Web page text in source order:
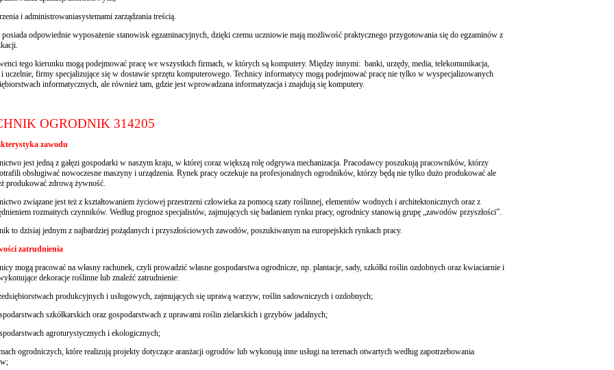
i administrowaniasystemami zarządzania treścią.
posiada odpowiednie wyposażenie stanowisk egzaminacyjnych, dzięki czemu uczniowie mają możliwość praktycznego przygotowania się do egzaminów z
tego kierunku mogą podejmować pracę we wszystkich firmach, w których są komputery. Między innymi: banki, urzędy, media, telekomunikacja,
i uczelnie, firmy specjalizujące się w dostawie sprzętu komputerowego. Technicy informatycy mogą podejmować pracę nie tylko w wyspecjalizowanych
informatycznych, ale również tam, gdzie jest wprowadzana informatyzacja i znajdują się komputery.
OGRODNIK 314205
zawodu
jest jedną z gałęzi gospodarki w naszym kraju, w której coraz większą rolę odgrywa mechanizacja. Pracodawcy poszukują pracowników, którzy
obsługiwać nowoczesne maszyny i urządzenia. Rynek pracy oczekuje na profesjonalnych ogrodników, którzy będą nie tylko dużo produkować ale
produkować zdrową żywność.
związane jest też z kształtowaniem życiowej przestrzeni człowieka za pomocą szaty roślinnej, elementów wodnych i architektonicznych oraz z
rozmaitych czynników. Według prognoz specjalistów, zajmujących się badaniem rynku pracy, ogrodnicy stanowią grupę „zawodów przyszłości”.
to dzisiaj jednym z najbardziej pożądanych i przyszłościowych zawodów, poszukiwanym na europejskich rynkach pracy.
zatrudnienia
mogą pracować na własny rachunek, czyli prowadzić własne gospodarstwa ogrodnicze, np. plantacje, sady, szkółki roślin ozdobnych oraz kwiaciarnie i
dekoracje roślinne lub znaleźć zatrudnienie:
produkcyjnych i usługowych, zajmujących się uprawą warzyw, roślin sadowniczych i ozdobnych;
szkółkarskich oraz gospodarstwach z uprawami roślin zielarskich i grzybów jadalnych;
agroturystycznych i ekologicznych;
ogrodniczych, które realizują projekty dotyczące aranżacji ogrodów lub wykonują inne usługi na terenach otwartych według zapotrzebowania